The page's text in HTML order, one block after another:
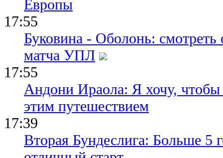
Европы
17:55
Буковина - Оболонь:
матча УПЛ
17:55
Андони Ираола: Я хочу, чтобы
этим путешествием
17:39
Вторая Бундеслига: Больше 5